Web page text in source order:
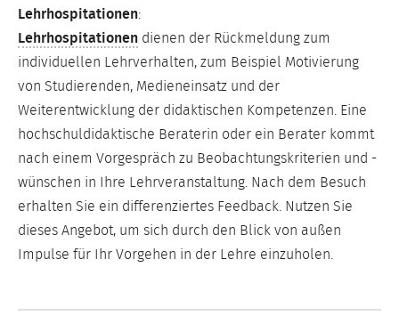
Lehrhospitationen:
Lehrhospitationen dienen der Rückmeldung zum
individuellen Lehrverhalten, zum Beispiel Motivierung
von Studierenden, Medieneinsatz und der
Weiterentwicklung der didaktischen Kompetenzen. Eine
hochschuldidaktische Beraterin oder ein Berater kommt
nach einem Vorgespräch zu Beobachtungskriterien und -
wünschen in Ihre Lehrveranstaltung. Nach dem Besuch
erhalten Sie ein differenziertes Feedback. Nutzen Sie
dieses Angebot, um sich durch den Blick von außen
Impulse für Ihr Vorgehen in der Lehre einzuholen.